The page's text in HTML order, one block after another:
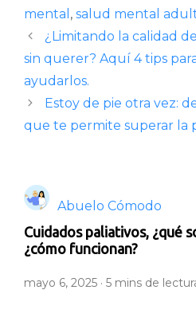
mental , salud mental
¿Limitando la calidad
sin querer? Aquí 4 tips
ayudarlos.
Estoy de pie otra vez:
que te permite superar la
Abuelo Cómodo
Cuidados paliativos, ¿qué
¿cómo funcionan?
mayo 6, 2025 · 5 mins de